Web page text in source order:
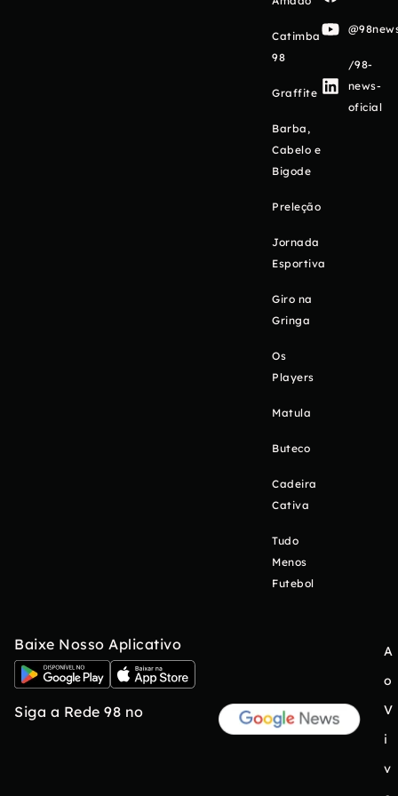
Catimba
98
Graffite
Barba,
Cabelo e
Bigode
Preleção
Jornada
Esportiva
Giro na
Gringa
Os
Players
Matula
Buteco
Cadeira
Cativa
Tudo
Menos
Futebol
/98-
news-
oficial
Baixe Nosso Aplicativo
Siga a Rede 98 no
A
o
V
i
v